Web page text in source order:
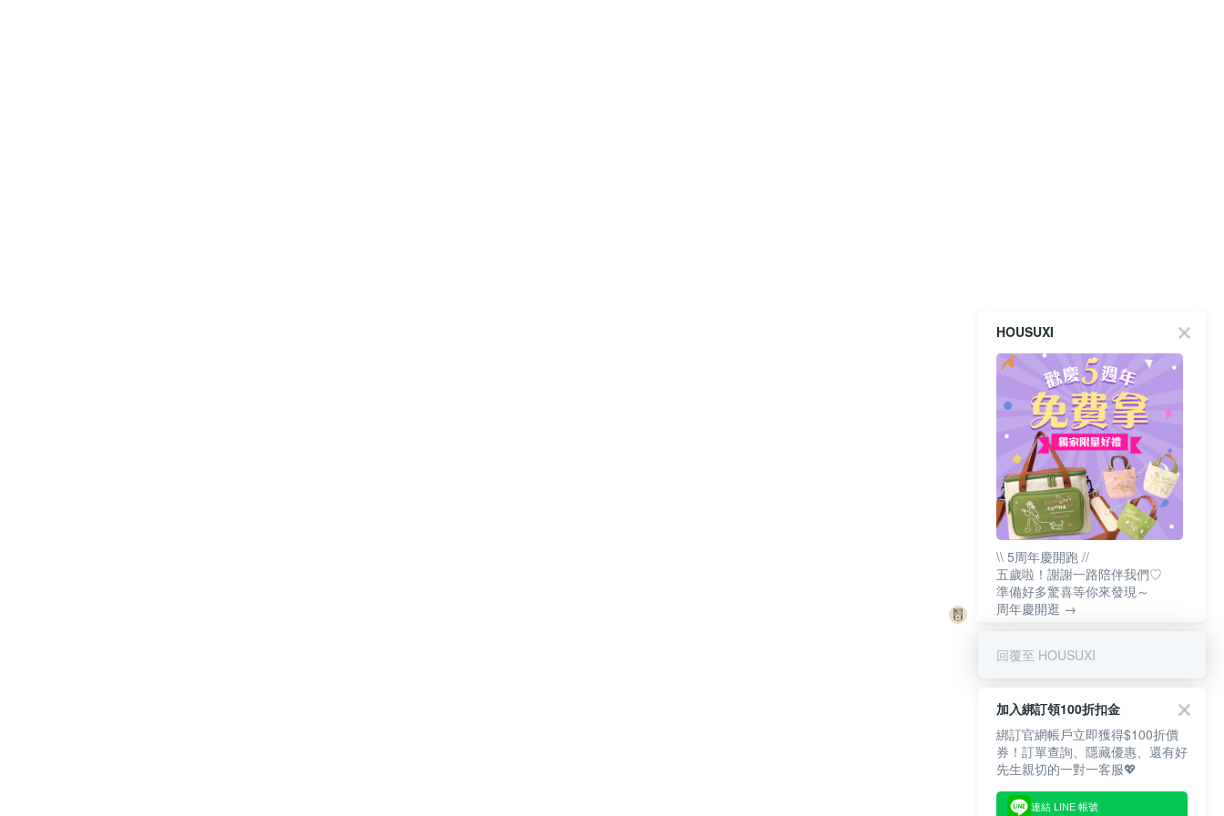
HOUSUXI
\\ 5周年慶開跑 //
五歲啦！謝謝一路陪伴我們♡
準備好多驚喜等你來發現～
周年慶開逛 →
回覆至 HOUSUXI
加入綁訂領100折扣金
綁訂官網帳戶立即獲得$100折價
券！訂單查詢、隱藏優惠、還有好
先生親切的一對一客服💖
連結 LINE 帳號